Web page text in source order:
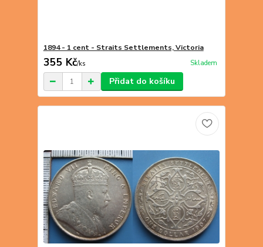
1894 - 1 cent - Straits Settlements, Victoria
355 Kč/ks Skladem
Přidat do košíku